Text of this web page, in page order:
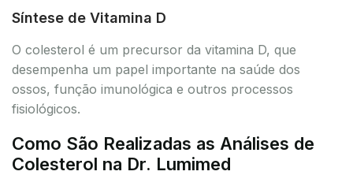
Síntese de Vitamina D
O colesterol é um precursor da vitamina D, que
desempenha um papel importante na saúde dos
ossos, função imunológica e outros processos
fisiológicos.
Como São Realizadas as Análises de
Colesterol na Dr. Lumimed